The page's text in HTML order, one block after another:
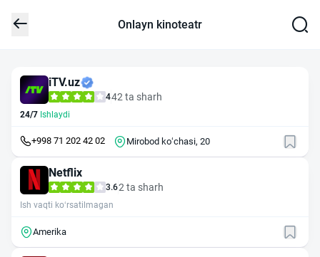
Onlayn kinoteatr
iTV.uz
442 ta sharh
24/7 Ishlaydi
+998 71 202 42 02 Mirobod koʻchasi, 20
Netflix
3.62 ta sharh
Ish vaqti ko‘rsatilmagan
Amerika